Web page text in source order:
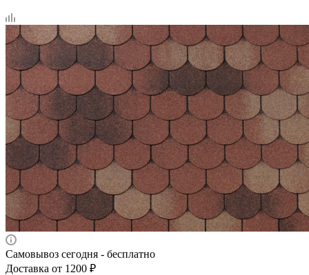
Самовывоз сегодня - бесплатно
Доставка от 1200 ₽